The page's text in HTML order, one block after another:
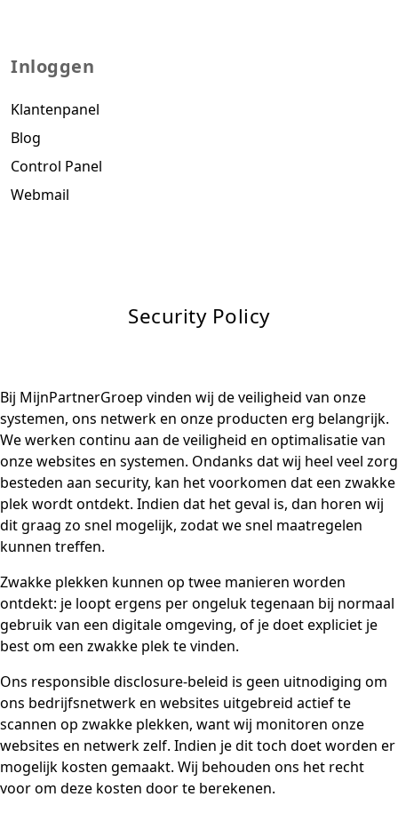
Inloggen
Klantenpanel
Blog
Control Panel
Webmail
Security Policy
Bij MijnPartnerGroep vinden wij de veiligheid van onze
systemen, ons netwerk en onze producten erg belangrijk.
We werken continu aan de veiligheid en optimalisatie van
onze websites en systemen. Ondanks dat wij heel veel zorg
besteden aan security, kan het voorkomen dat een zwakke
plek wordt ontdekt. Indien dat het geval is, dan horen wij
dit graag zo snel mogelijk, zodat we snel maatregelen
kunnen treffen.
Zwakke plekken kunnen op twee manieren worden
ontdekt: je loopt ergens per ongeluk tegenaan bij normaal
gebruik van een digitale omgeving, of je doet expliciet je
best om een zwakke plek te vinden.
Ons responsible disclosure-beleid is geen uitnodiging om
ons bedrijfsnetwerk en websites uitgebreid actief te
scannen op zwakke plekken, want wij monitoren onze
websites en netwerk zelf. Indien je dit toch doet worden er
mogelijk kosten gemaakt. Wij behouden ons het recht
voor om deze kosten door te berekenen.